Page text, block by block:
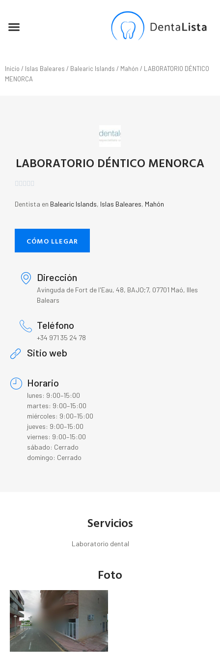
Inicio / Islas Baleares / Balearic Islands / Mahón / LABORATORIO DÉNTICO
MENORCA
LABORATORIO DÉNTICO MENORCA
    
Dentista en Balearic Islands, Islas Baleares, Mahón
CÓMO LLEGAR
Dirección
Avinguda de Fort de l'Eau, 48, BAJO;7, 07701 Maó, Illes
Balears
Teléfono
+34 971 35 24 78
Sitio web
Horario
lunes: 9:00–15:00
martes: 9:00–15:00
miércoles: 9:00–15:00
jueves: 9:00–15:00
viernes: 9:00–15:00
sábado: Cerrado
domingo: Cerrado
Servicios
Laboratorio dental
Foto